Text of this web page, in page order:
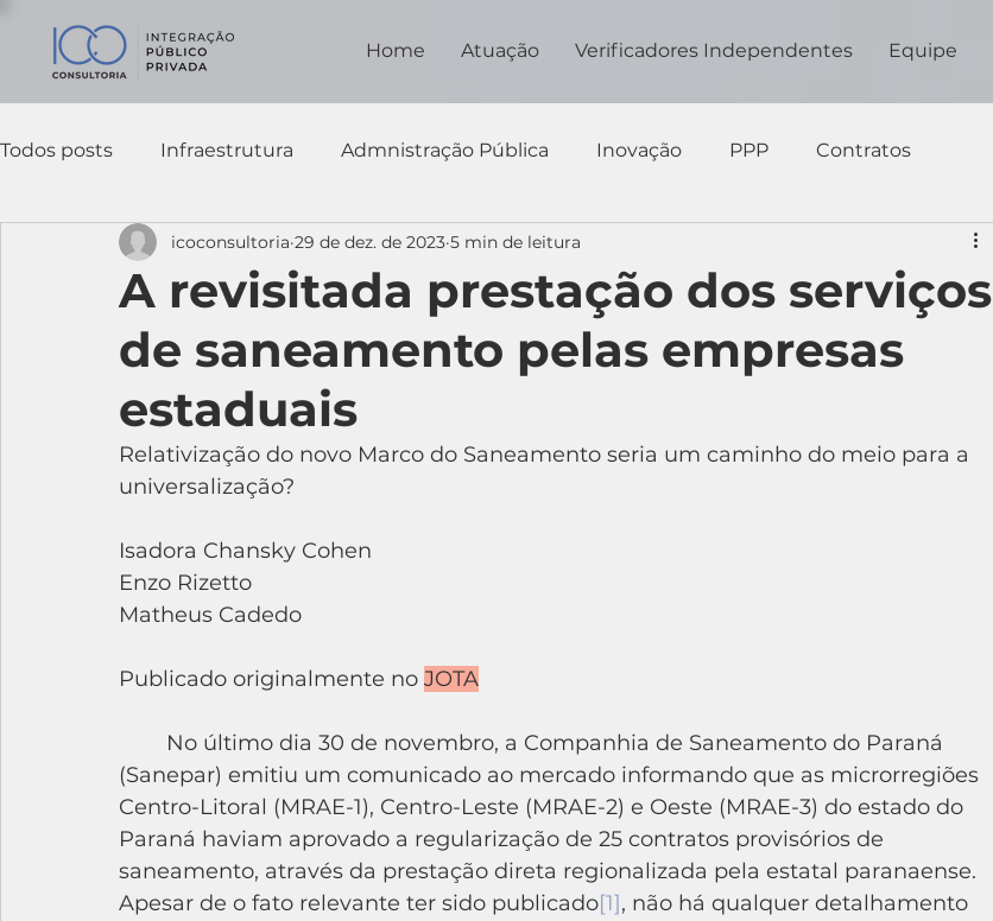
Home Atuação Verificadores Independentes Equipe
Todos posts Infraestrutura Admnistração Pública Inovação PPP Contratos
Negociação Controle TCU
A revisitada prestação dos serviços
de saneamento pelas empresas
estaduais
icoconsultoria 29 de dez. de 2023 5 min de leitura
Relativização do novo Marco do Saneamento seria um caminho do meio para a
universalização?
Isadora Chansky Cohen
Enzo Rizetto
Matheus Cadedo
Publicado originalmente no JOTA
(Sanepar) emitiu um comunicado ao mercado informando que as microrregiões
Centro-Litoral (MRAE-1), Centro-Leste (MRAE-2) e Oeste (MRAE-3) do estado do
Paraná haviam aprovado a regularização de 25 contratos provisórios de
saneamento, através da prestação direta regionalizada pela estatal paranaense.
Apesar de o fato relevante ter sido publicado[1], não há qualquer detalhamento